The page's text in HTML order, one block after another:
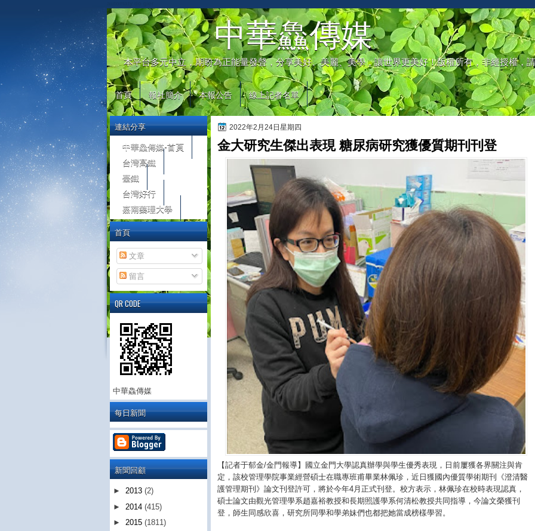
中華鱻傳媒
本平台多元中立，期盼為正能量發聲，分享美好、美麗、美學，讓世界更美好！版權所有，非經授權，
首頁 報社簡介 本報公告 線上記者名單
2022年2月24日星期四
金大研究生傑出表現 糖尿病研究獲優質期刊刊登
【記者于郁金/金門報導】國立金門大學認真辦學與學生優秀表現，日前屢獲各界關注與肯
定，該校管理學院事業經營碩士在職專班甫畢業林佩珍，近日獲國內優質學術期刊《澄清醫
護管理期刊》論文刊登許可，將於今年4月正式刊登。校方表示，林佩珍在校時表現認真，
碩士論文由觀光管理學系趙嘉裕教授和長期照護學系何清松教授共同指導，今論文榮獲刊
登，師生同感欣喜，研究所同學和學弟妹們也都把她當成榜樣學習。
連結分享
中華鱻傳媒-首頁
台灣高鐵
臺鐵
台灣好行
嘉南藥理大學
首頁
文章
留言
QR CODE
中華鱻傳媒
每日新聞
新聞回顧
► 2013 (2)
► 2014 (415)
► 2015 (1811)